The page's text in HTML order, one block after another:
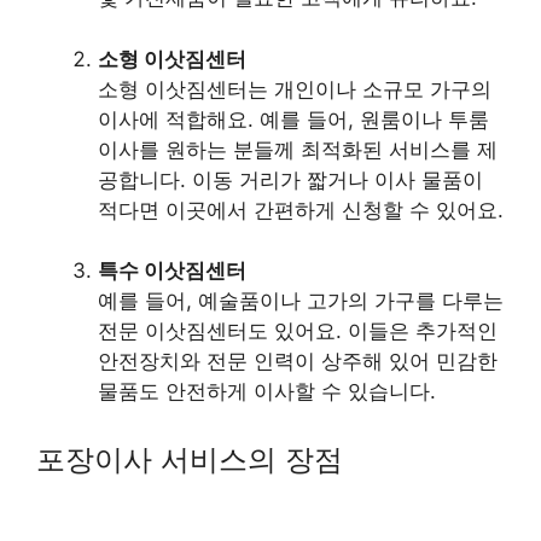
소형 이삿짐센터
소형 이삿짐센터는 개인이나 소규모 가구의
이사에 적합해요. 예를 들어, 원룸이나 투룸
이사를 원하는 분들께 최적화된 서비스를 제
공합니다. 이동 거리가 짧거나 이사 물품이
적다면 이곳에서 간편하게 신청할 수 있어요.
특수 이삿짐센터
예를 들어, 예술품이나 고가의 가구를 다루는
전문 이삿짐센터도 있어요. 이들은 추가적인
안전장치와 전문 인력이 상주해 있어 민감한
물품도 안전하게 이사할 수 있습니다.
포장이사 서비스의 장점